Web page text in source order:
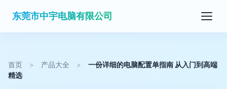
东莞市中宇电脑有限公司
首页 > 产品大全 >
一份详细的电脑配置单指南 从入门到高端
精选